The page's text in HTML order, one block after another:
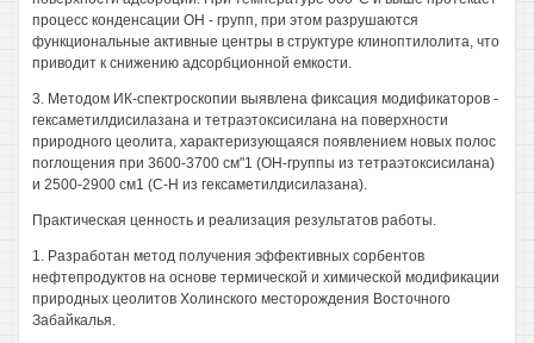
процесс конденсации ОН - групп, при этом разрушаются
функциональные активные центры в структуре клиноптилолита, что
приводит к снижению адсорбционной емкости.
3. Методом ИК-спектроскопии выявлена фиксация модификаторов -
гексаметилдисилазана и тетраэтоксисилана на поверхности
природного цеолита, характеризующаяся появлением новых полос
поглощения при 3600-3700 см"1 (ОН-группы из тетраэтоксисилана)
и 2500-2900 см1 (С-Н из гексаметилдисилазана).
Практическая ценность и реализация результатов работы.
1. Разработан метод получения эффективных сорбентов
нефтепродуктов на основе термической и химической модификации
природных цеолитов Холинского месторождения Восточного
Забайкалья.